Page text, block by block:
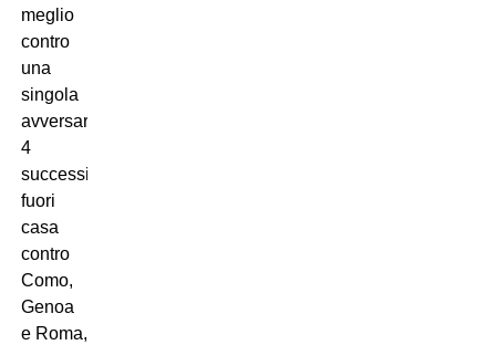
meglio
contro
una
singola
avversaria:
4
successi
fuori
casa
contro
Como,
Genoa
e Roma,